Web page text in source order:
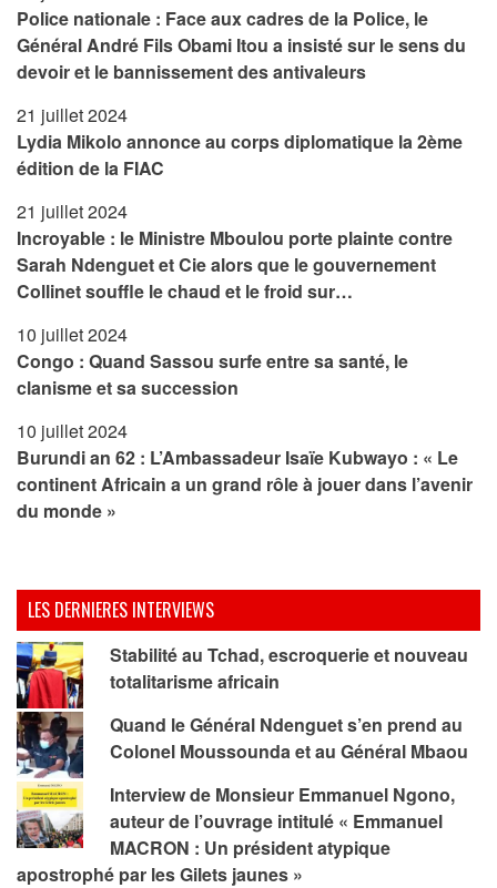
Police nationale : Face aux cadres de la Police, le
Général André Fils Obami Itou a insisté sur le sens du
devoir et le bannissement des antivaleurs
21 juillet 2024
Lydia Mikolo annonce au corps diplomatique la 2ème
édition de la FIAC
21 juillet 2024
Incroyable : le Ministre Mboulou porte plainte contre
Sarah Ndenguet et Cie alors que le gouvernement
Collinet souffle le chaud et le froid sur…
10 juillet 2024
Congo : Quand Sassou surfe entre sa santé, le
clanisme et sa succession
10 juillet 2024
Burundi an 62 : L’Ambassadeur Isaïe Kubwayo : « Le
continent Africain a un grand rôle à jouer dans l’avenir
du monde »
LES DERNIERES INTERVIEWS
Stabilité au Tchad, escroquerie et nouveau
totalitarisme africain
Quand le Général Ndenguet s’en prend au
Colonel Moussounda et au Général Mbaou
Interview de Monsieur Emmanuel Ngono,
auteur de l’ouvrage intitulé « Emmanuel
MACRON : Un président atypique
apostrophé par les Gilets jaunes »